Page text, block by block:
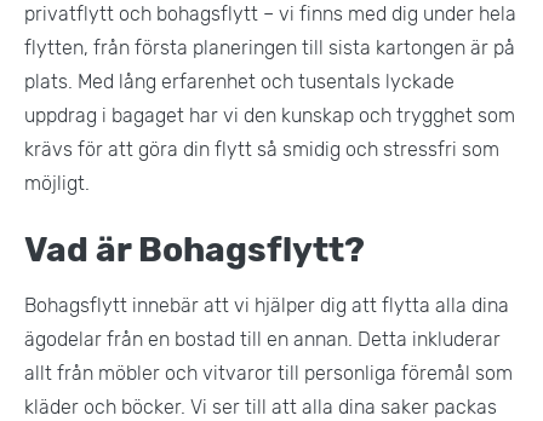
privatflytt och bohagsflytt – vi finns med dig under hela
flytten, från första planeringen till sista kartongen är på
plats. Med lång erfarenhet och tusentals lyckade
uppdrag i bagaget har vi den kunskap och trygghet som
krävs för att göra din flytt så smidig och stressfri som
möjligt.
Vad är Bohagsflytt?
Bohagsflytt innebär att vi hjälper dig att flytta alla dina
ägodelar från en bostad till en annan. Detta inkluderar
allt från möbler och vitvaror till personliga föremål som
kläder och böcker. Vi ser till att alla dina saker packas